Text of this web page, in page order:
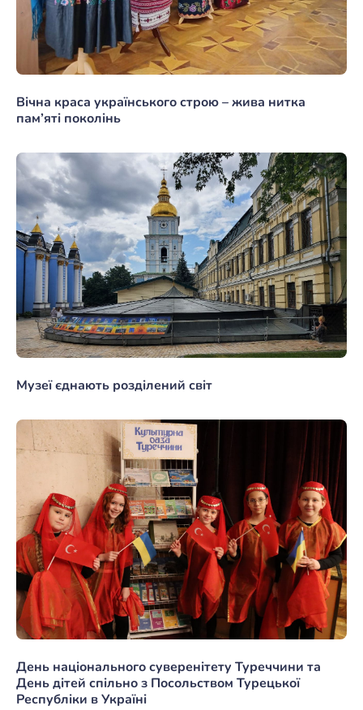
Вічна краса українського строю – жива нитка
пам’яті поколінь
Музеї єднають розділений світ
День національного суверенітету Туреччини та
День дітей спільно з Посольством Турецької
Республіки в Україні